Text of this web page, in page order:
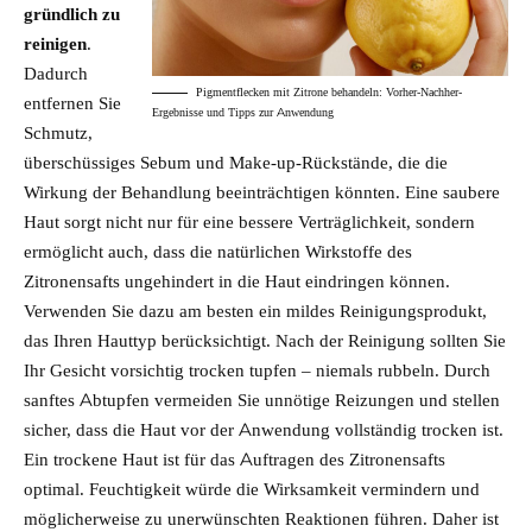
Pigmentflecken mit Zitrone behandeln: Vorher-Nachher-
Ergebnisse und Tipps zur Anwendung
gründlich zu
reinigen.
Dadurch
entfernen Sie
Schmutz,
überschüssiges Sebum und Make-up-Rückstände, die die
Wirkung der Behandlung beeinträchtigen könnten. Eine saubere
Haut sorgt nicht nur für eine bessere Verträglichkeit, sondern
ermöglicht auch, dass die natürlichen Wirkstoffe des
Zitronensafts ungehindert in die Haut eindringen können.
Verwenden Sie dazu am besten ein mildes Reinigungsprodukt,
das Ihren Hauttyp berücksichtigt. Nach der Reinigung sollten Sie
Ihr Gesicht vorsichtig trocken tupfen – niemals rubbeln. Durch
sanftes Abtupfen vermeiden Sie unnötige Reizungen und stellen
sicher, dass die Haut vor der Anwendung vollständig trocken ist.
Ein trockene Haut ist für das Auftragen des Zitronensafts
optimal. Feuchtigkeit würde die Wirksamkeit vermindern und
möglicherweise zu unerwünschten Reaktionen führen. Daher ist